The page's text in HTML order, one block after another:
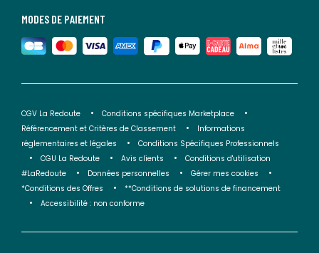
MODES DE PAIEMENT
CGV La Redoute
Conditions spécifiques Marketplace
Référencement et Critères de Classement
Informations
réglementaires et légales
Conditions Spécifiques Professionnels
CGU La Redoute
Avis clients
Conditions d'utilisation
#LaRedoute
Données personnelles
Gérer mes cookies
*Conditions des Offres
**Conditions de solutions de financement
Accessibilité : non conforme